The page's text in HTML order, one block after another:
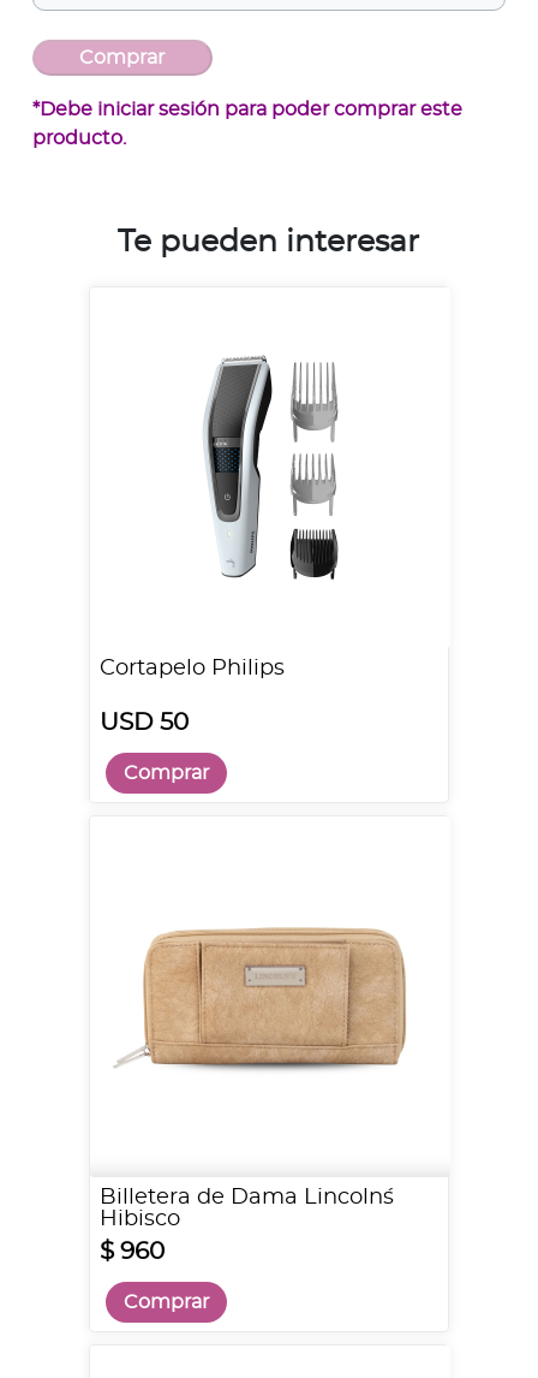
*Debe iniciar sesión para poder comprar este
producto.
Te pueden interesar
Cortapelo Philips
USD 50
Comprar
Billetera de Dama Lincoln´s
Hibisco
$ 960
Comprar